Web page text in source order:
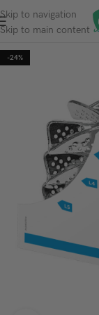
Skip to navigation
Skip to main content
-24%